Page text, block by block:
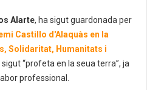
Alarte, ha sigut guardonada per
Castillo d'Alaquàs en la
Solidaritat, Humanitats i
sigut “profeta en la seua terra”, ja
professional.